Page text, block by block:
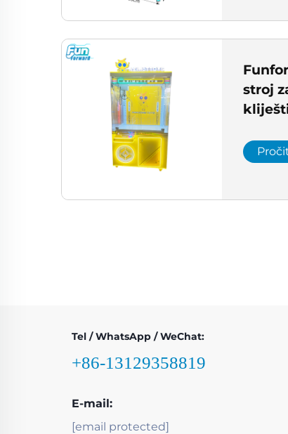
stroj
centar
Tel / WhatsApp / WeChat:
+86-13129358819
E-mail:
[email protected]